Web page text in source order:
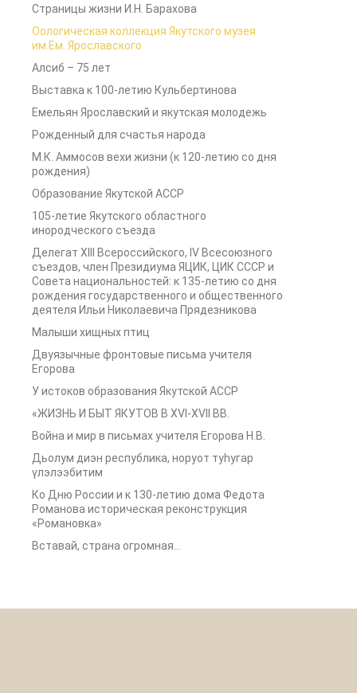
Страницы жизни И.Н. Барахова
Оологическая коллекция Якутского музея
им.Ем. Ярославского
Алсиб – 75 лет
Выставка к 100-летию Кульбертинова
Емельян Ярославский и якутская молодежь
Рожденный для счастья народа
М.К. Аммосов вехи жизни (к 120-летию со дня
рождения)
Образование Якутской АССР
105-летие Якутского областного
инородческого съезда
Делегат XIII Всероссийского, IV Всесоюзного
съездов, член Президиума ЯЦИК, ЦИК СССР и
Совета национальностей: к 135-летию со дня
рождения государственного и общественного
деятеля Ильи Николаевича Прядезникова
Малыши хищных птиц
Двуязычные фронтовые письма учителя
Егорова
У истоков образования Якутской АССР
«ЖИЗНЬ И БЫТ ЯКУТОВ В XVI-XVII ВВ.
Война и мир в письмах учителя Егорова Н.В.
Дьолум диэн республика, норуот туһугар
үлэлээбитим
Ко Дню России и к 130-летию дома Федота
Романова историческая реконструкция
«Романовка»
Вставай, страна огромная…